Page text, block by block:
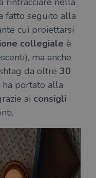
fatto seguito alla
cui proiettarsi
collegiale è
ma anche
da oltre 30
ha portato alla
ai consigli